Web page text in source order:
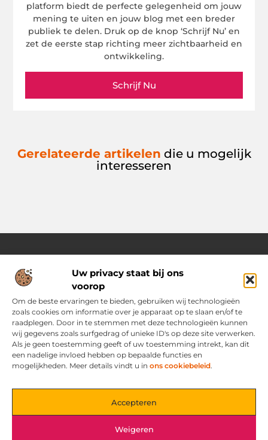
Uw privacy staat bij ons
voorop
Om de beste ervaringen te bieden, gebruiken wij technologieën
zoals cookies om informatie over je apparaat op te slaan en/of te
raadplegen. Door in te stemmen met deze technologieën kunnen
wij gegevens zoals surfgedrag of unieke ID's op deze site verwerken.
Als je geen toestemming geeft of uw toestemming intrekt, kan dit
een nadelige invloed hebben op bepaalde functies en
mogelijkheden. Meer details vindt u in ons cookiebeleid.
Accepteren
Weigeren
platform biedt de perfecte gelegenheid om jouw
mening te uiten en jouw blog met een breder
publiek te delen. Druk op de knop ‘Schrijf Nu’ en
zet de eerste stap richting meer zichtbaarheid en
ontwikkeling.
Schrijf Nu
Gerelateerde artikelen die u mogelijk
interesseren
Over Ozoleukekleding.nl
Jouw inspiratiebron voor stijlvolle en praktische modetips
Laat je verrassen door onze gevarieerde blogs vol trends,
kledingadvies en creatieve ideeën. Ontdek hoe je met slimme
tips en originele inspiratie elke dag met flair en zelfvertrouwen
voor de dag komt.
Main Links
Bericht categorie